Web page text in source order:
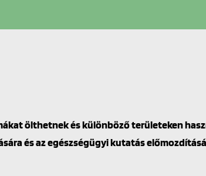
ölthetnek és különböző területeken
és az egészségügyi kutatás